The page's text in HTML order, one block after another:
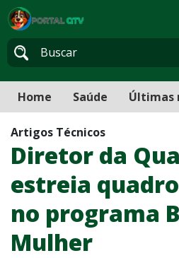
Home Saúde Últimas
Artigos Técnicos
Diretor da
estreia
no programa
Mulher